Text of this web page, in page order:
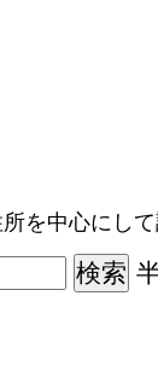
を中心にして